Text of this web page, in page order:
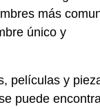
más
único y
películas y
puede